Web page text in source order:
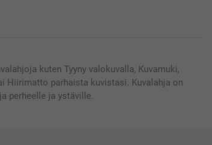
kuten Tyyny valokuvalla, Kuvamuki,
Hiirimatto parhaista kuvistasi. Kuvalahja on
perheelle ja ystäville.